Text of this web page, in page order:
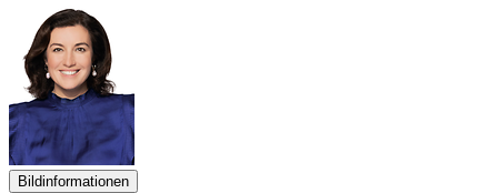
Bildinformationen